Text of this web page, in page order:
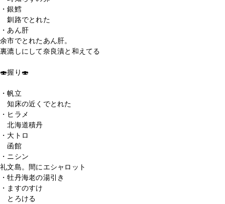
・銀鱈
釧路でとれた
・あん肝
余市でとれたあん肝。
裏漉しにして奈良漬と和えてる
🍣握り🍣
・帆立
知床の近くでとれた
・ヒラメ
北海道積丹
・大トロ
函館
・ニシン
礼文島。間にエシャロット
・牡丹海老の湯引き
・ますのすけ
とろける